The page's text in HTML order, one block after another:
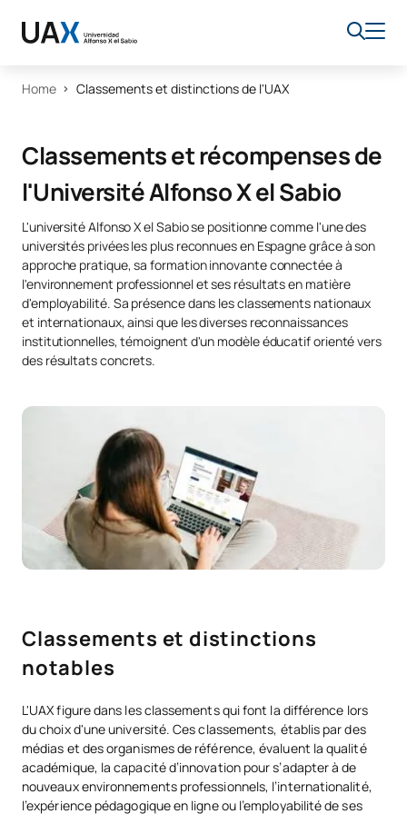
Home Classements et distinctions de l'UAX
Classements et récompenses de
l'Université Alfonso X el Sabio
L'université Alfonso X el Sabio se positionne comme l'une des
universités privées les plus reconnues en Espagne grâce à son
approche pratique, sa formation innovante connectée à
l'environnement professionnel et ses résultats en matière
d'employabilité. Sa présence dans les classements nationaux
et internationaux, ainsi que les diverses reconnaissances
institutionnelles, témoignent d'un modèle éducatif orienté vers
des résultats concrets.
Classements et distinctions
notables
L'UAX figure dans les classements qui font la différence lors
du choix d'une université. Ces classements, établis par des
médias et des organismes de référence, évaluent la qualité
académique, la capacité d’innovation pour s’adapter à de
nouveaux environnements professionnels, l’internationalité,
l’expérience pédagogique en ligne ou l’employabilité de ses